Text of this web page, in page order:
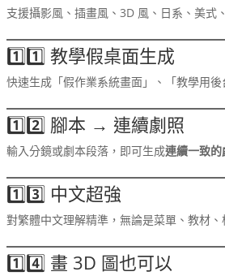
支援攝影風、插畫風、3D 風、日系、美式
1️⃣1️⃣ 教學假桌面生成
快速生成「假作業系統畫面」、「教學用
1️⃣2️⃣ 腳本 → 連續劇照
輸入分鏡或劇本段落，即可生成連續一致
1️⃣3️⃣ 中文超強
對繁體中文理解精準，無論是菜單、教材
1️⃣4️⃣ 畫 3D 圖也可以